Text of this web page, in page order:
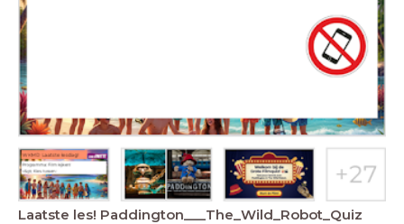
Laatste les! Paddington___The_Wild_Robot_Quiz